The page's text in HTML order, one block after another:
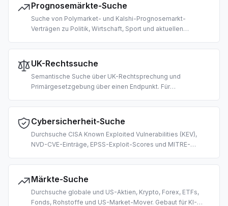
Prognosemärkte-Suche
Suche von Polymarket- und Kalshi-Prognosemarkt-
Verträgen zu Politik, Wirtschaft, Sport und aktuellen
Wahrscheinlichkeitsverankerung in LLM-Antworten.
UK-Rechtssuche
Semantische Suche über UK-Rechtsprechung und
Primärgesetzgebung über einen Endpunkt. Für
Gesetzesauslegung und KI-gesteuerte Legal-Tech-
Workflows.
Cybersicherheit-Suche
Durchsuche CISA Known Exploited Vulnerabilities (KEV),
NVD-CVE-Einträge, EPSS-Exploit-Scores und MITRE-
Schwachstellen-Triage, Threat Intelligence und Security
Operations.
Märkte-Suche
Durchsuche globale und US-Aktien, Krypto, Forex, ETFs,
Fonds, Rohstoffe und US-Market-Mover. Gebaut für KI-